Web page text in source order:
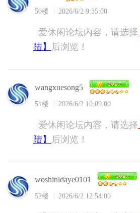
50楼 2026/6/2 9:35:00
爱休闲论坛内容，请选择
陆】
后浏览！
wangxuesong5
51楼 2026/6/2 10:09:00
爱休闲论坛内容，请选择
陆】
后浏览！
woshinidaye0101
52楼 2026/6/2 12:54:00